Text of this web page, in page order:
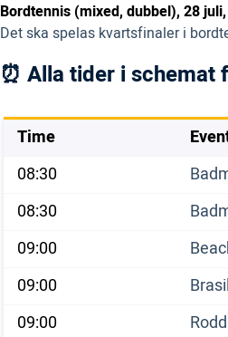
Bordtennis (mixed, dubbel), 28
Det ska spelas kvartsfinaler i
⏰ Alla tider i schemat
Time
08:30
08:30
09:00
09:00
09:00